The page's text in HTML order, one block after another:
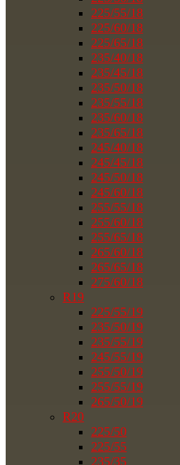
225/55/18
225/60/18
225/65/18
235/40/18
235/45/18
235/50/18
235/55/18
235/60/18
235/65/18
245/40/18
245/45/18
245/50/18
245/60/18
255/55/18
255/60/18
255/65/18
265/60/18
265/65/18
275/60/18
R19
225/55/19
235/50/19
235/55/19
245/55/19
255/50/19
255/55/19
265/50/19
R20
225/50
225/55
235/35